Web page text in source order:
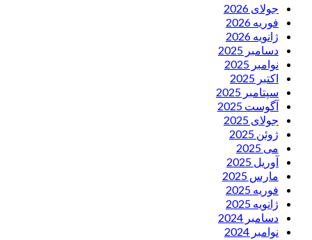
جولای 2026
فوریه 2026
ژانویه 2026
دسامبر 2025
نوامبر 2025
اکتبر 2025
سپتامبر 2025
آگوست 2025
جولای 2025
ژوئن 2025
می 2025
آوریل 2025
مارس 2025
فوریه 2025
ژانویه 2025
دسامبر 2024
نوامبر 2024